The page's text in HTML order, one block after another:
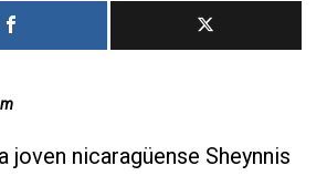
joven nicaragüense Sheynnis